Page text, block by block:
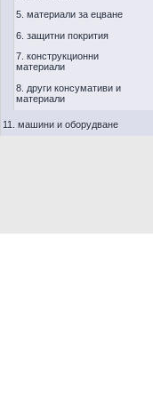
5. материали за ецване
6. защитни покрития
7. конструкционни
материали
8. други консумативи и
материали
11. машини и оборудване